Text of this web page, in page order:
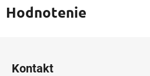
Hodnotenie
Kontakt